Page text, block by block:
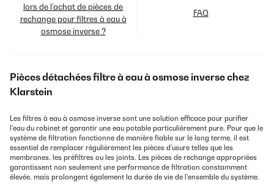
lors de l’achat de pièces de
rechange pour filtres à eau à
osmose inverse ?
FAQ
Pièces détachées filtre à eau à osmose inverse chez
Klarstein
Les filtres à eau à osmose inverse sont une solution efficace pour purifier
l'eau du robinet et garantir une eau potable particulièrement pure. Pour que le
système de filtration fonctionne de manière fiable sur le long terme, il est
essentiel de remplacer régulièrement les pièces d’usure telles que les
membranes, les préfiltres ou les joints. Les pièces de rechange appropriées
garantissent non seulement une performance de filtration constamment
élevée, mais prolongent également la durée de vie de l'ensemble du système.